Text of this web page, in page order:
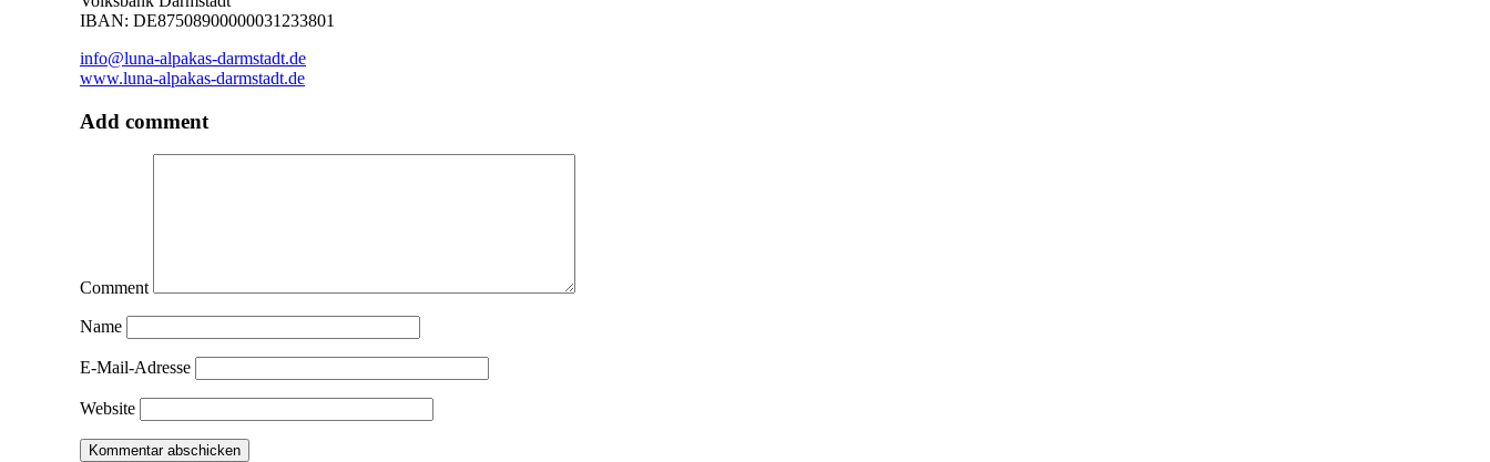
IBAN: DE87508900000031233801
info@luna-alpakas-darmstadt.de
www.luna-alpakas-darmstadt.de
Add comment
Comment
Name
E-Mail-Adresse
Website